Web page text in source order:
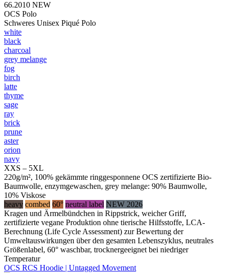
66.2010 NEW
OCS Polo
Schweres Unisex Piqué Polo
white
black
charcoal
grey melange
fog
birch
latte
thyme
sage
ray
brick
prune
aster
orion
navy
XXS – 5XL
220g/m², 100% gekämmte ringgesponnene OCS zertifizierte Bio-
Baumwolle, enzymgewaschen, grey melange: 90% Baumwolle,
10% Viskose
heavy combed 60° neutral label NEW 2026
Kragen und Ärmelbündchen in Rippstrick, weicher Griff,
zertifizierte vegane Produktion ohne tierische Hilfsstoffe, LCA-
Berechnung (Life Cycle Assessment) zur Bewertung der
Umweltauswirkungen über den gesamten Lebenszyklus, neutrales
Größenlabel, 60° waschbar, trocknergeeignet bei niedriger
Temperatur
OCS RCS Hoodie | Untagged Movement